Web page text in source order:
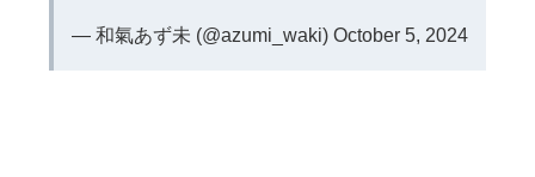
— 和氣あず未 (@azumi_waki) October 5, 2024